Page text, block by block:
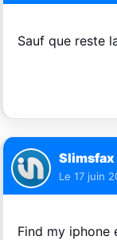
Sauf que reste
Slimsfax
Le 17 juin
Find my iphone